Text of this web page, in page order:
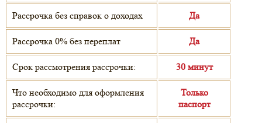
Рассрочка без справок о доходах Да
Рассрочка 0% без переплат Да
Срок рассмотрения рассрочки: 30 минут
Что необходимо для оформления
рассрочки:
Только
паспорт